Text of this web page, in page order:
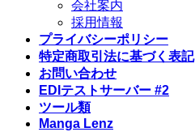
会社案内
採用情報
プライバシーポリシー
特定商取引法に基づく表記
お問い合わせ
EDIテストサーバー #2
ツール類
Manga Lenz